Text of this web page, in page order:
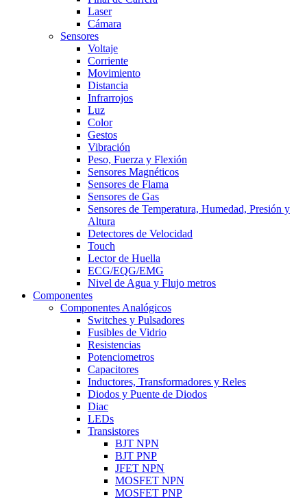
Laser
Cámara
Sensores
Voltaje
Corriente
Movimiento
Distancia
Infrarrojos
Luz
Color
Gestos
Vibración
Peso, Fuerza y Flexión
Sensores Magnéticos
Sensores de Flama
Sensores de Gas
Sensores de Temperatura, Humedad, Presión y
Altura
Detectores de Velocidad
Touch
Lector de Huella
ECG/EQG/EMG
Nivel de Agua y Flujo metros
Componentes
Componentes Analógicos
Switches y Pulsadores
Fusibles de Vidrio
Resistencias
Potenciometros
Capacitores
Inductores, Transformadores y Reles
Diodos y Puente de Diodos
Diac
LEDs
Transistores
BJT NPN
BJT PNP
JFET NPN
MOSFET NPN
MOSFET PNP